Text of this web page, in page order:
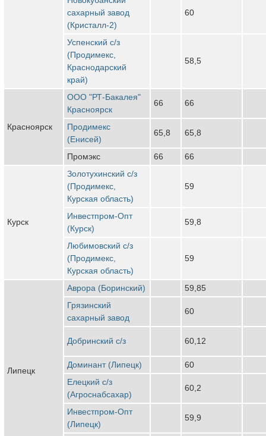
сахарный завод
(Кристалл-2)
60
Успенский с/з
(Продимекс,
Краснодарский
край)
58,5
Красноярск
ООО "РТ-Бакалея"
Красноярск
66 66
Продимекс
(Енисей)
65,8 65,8
Промэкс 66 66
Курск
Золотухинский с/з
(Продимекс,
Курская область)
59
Инвестпром-Опт
(Курск)
59,8
Любимовский с/з
(Продимекс,
Курская область)
59
Липецк
Аврора (Боринский)
59,85
Грязинский
сахарный завод
60
Добринский с/з 60,12
Доминант (Липецк)
60
Елецкий с/з
(Агроснабсахар)
60,2
Инвестпром-Опт
(Липецк)
59,9